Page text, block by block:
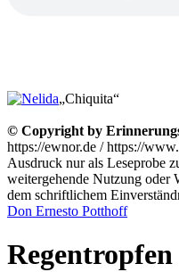
Chiquita
© Copyright by
https://ewnor.de / https://
Ausdruck nur als Leseprobe
weitergehende Nutzung oder
dem schriftlichem
Don Ernesto Potthoff
Regentropfen